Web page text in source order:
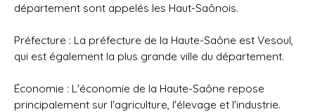
département sont appelés les Haut-Saônois.
Préfecture : La préfecture de la Haute-Saône est Vesoul,
qui est également la plus grande ville du département.
Économie : L'économie de la Haute-Saône repose
principalement sur l'agriculture, l'élevage et l'industrie.